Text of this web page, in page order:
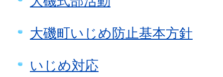
大磯町いじめ防止基本方針
いじめ対応